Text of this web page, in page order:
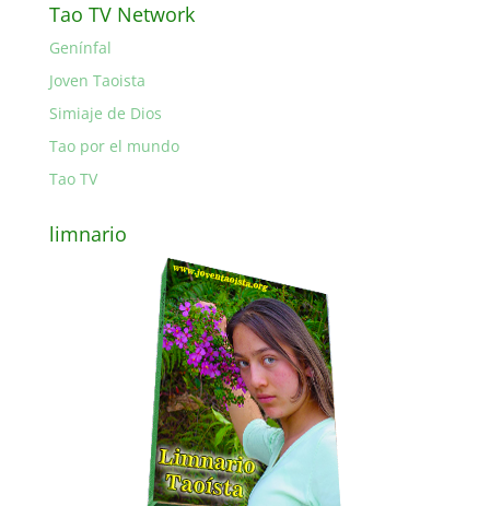
Tao TV Network
Genínfal
Joven Taoista
Simiaje de Dios
Tao por el mundo
Tao TV
limnario